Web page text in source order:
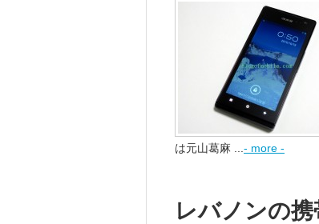
は元山葛麻 ... - more -
レバノンの